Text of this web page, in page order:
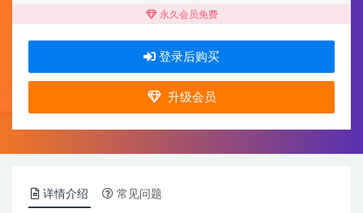
永久会员免费
登录后购买
升级会员
详情介绍 常见问题